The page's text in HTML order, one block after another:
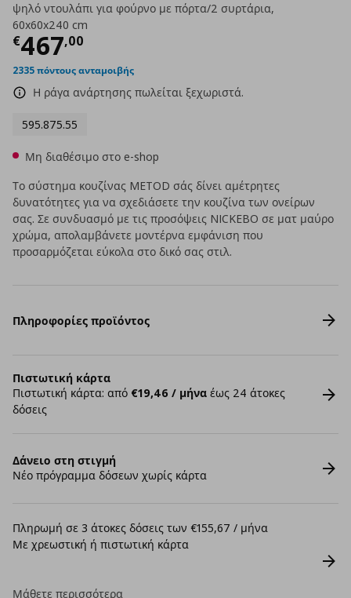
ψηλό ντουλάπι για φούρνο με πόρτα/2 συρτάρια,
60x60x240 cm
€467,00
Τρέχουσα τιμή
2335 πόντους ανταμοιβής
Η ράγα ανάρτησης πωλείται ξεχωριστά.
595.875.55
Μη διαθέσιμο στο e-shop
Το σύστημα κουζίνας METOD σάς δίνει αμέτρητες
δυνατότητες για να σχεδιάσετε την κουζίνα των ονείρων
σας. Σε συνδυασμό με τις προσόψεις NICKEBO σε ματ μαύρο
χρώμα, απολαμβάνετε μοντέρνα εμφάνιση που
προσαρμόζεται εύκολα στο δικό σας στιλ.
Πληροφορίες προϊόντος
Πιστωτική κάρτα
Πιστωτική κάρτα: από €19,46 / μήνα έως 24 άτοκες
δόσεις
Δάνειο στη στιγμή
Νέο πρόγραμμα δόσεων χωρίς κάρτα
Πληρωμή σε 3 άτοκες δόσεις των €155,67 / μήνα
Με χρεωστική ή πιστωτική κάρτα
Μάθετε περισσότερα